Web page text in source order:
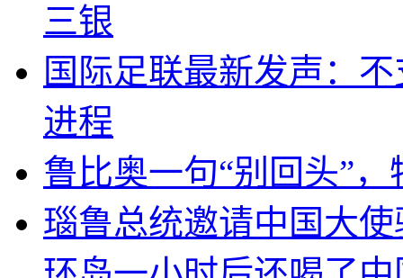
三银
国际足联最新发声：
进程
鲁比奥一句“别回头”
瑙鲁总统邀请中国大